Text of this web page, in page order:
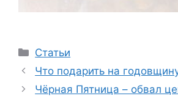
Категорії
Статьи
Что подарить на
Чёрная Пятница – обвал